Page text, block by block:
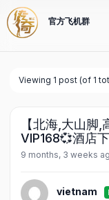
官方飞机群
Viewing 1 post (of 1
【北海,大山脚
VIP168💞酒店
9 months, 3 weeks
vietnam